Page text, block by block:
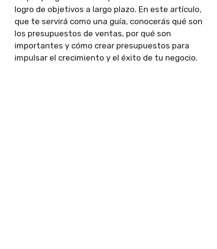
logro de objetivos a largo plazo. En este artículo,
que te servirá como una guía, conocerás qué son
los presupuestos de ventas, por qué son
importantes y cómo crear presupuestos para
impulsar el crecimiento y el éxito de tu negocio.